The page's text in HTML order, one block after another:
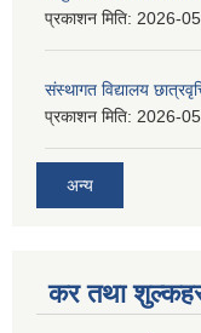
प्रकाशन मिति: 2026-
संस्थागत विद्यालय
प्रकाशन मिति: 2026-
अन्य
कर तथा